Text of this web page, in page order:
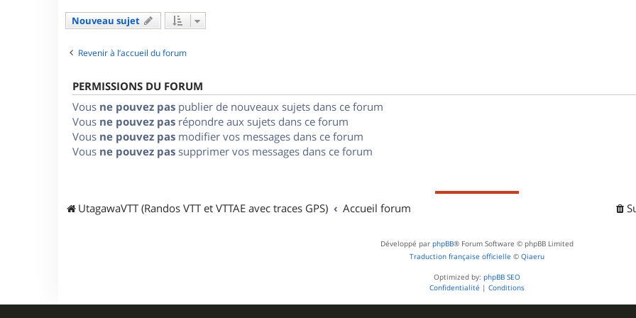
e
Nouveau sujet
Revenir à l’accueil du forum
PERMISSIONS DU FORUM
Vous ne pouvez pas publier de nouveaux sujets dans ce forum
Vous ne pouvez pas répondre aux sujets dans ce forum
Vous ne pouvez pas modifier vos messages dans ce forum
Vous ne pouvez pas supprimer vos messages dans ce forum
UtagawaVTT (Randos VTT et VTTAE avec traces GPS) Accueil forum
Développé par phpBB® Forum Software © phpBB Limited
Traduction française officielle © Qiaeru
Optimized by: phpBB SEO
Confidentialité | Conditions